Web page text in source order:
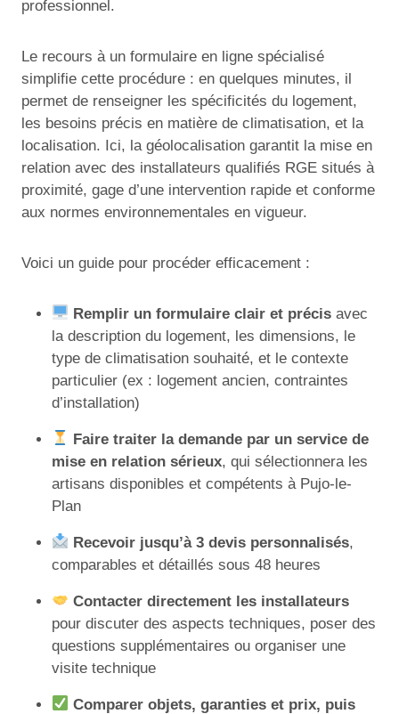
professionnel.
Le recours à un formulaire en ligne spécialisé
simplifie cette procédure : en quelques minutes, il
permet de renseigner les spécificités du logement,
les besoins précis en matière de climatisation, et la
localisation. Ici, la géolocalisation garantit la mise en
relation avec des installateurs qualifiés RGE situés à
proximité, gage d’une intervention rapide et conforme
aux normes environnementales en vigueur.
Voici un guide pour procéder efficacement :
Remplir un formulaire clair et précis avec
la description du logement, les dimensions, le
type de climatisation souhaité, et le contexte
particulier (ex : logement ancien, contraintes
d’installation)
Faire traiter la demande par un service de
mise en relation sérieux, qui sélectionnera les
artisans disponibles et compétents à Pujo-le-
Plan
Recevoir jusqu’à 3 devis personnalisés,
comparables et détaillés sous 48 heures
Contacter directement les installateurs
pour discuter des aspects techniques, poser des
questions supplémentaires ou organiser une
visite technique
Comparer objets, garanties et prix, puis